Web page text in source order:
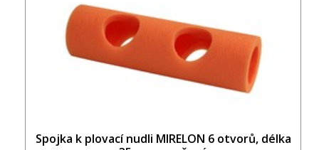
Spojka k plovací nudli MIRELON 6 otvorů, délka